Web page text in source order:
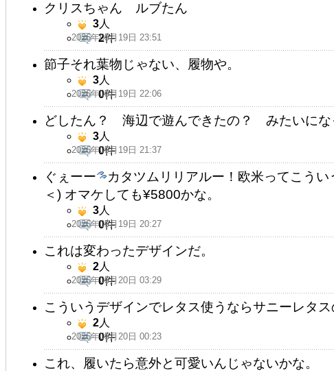
クリスちゃん ルブたん
2026年05月19日 23:51
3人
2件
節子それ葉物じゃない、履物や。
2026年05月19日 22:06
3人
0件
どしたん？ 海辺で遊んできたの？ みたいにな
2026年05月19日 21:37
3人
0件
ぐぇーー
カタツムリリアルー！欧米ってこう
＜) オマケしても¥5800かな。
2026年05月19日 20:27
3人
0件
これは変わったデザインだ。
2026年05月20日 03:29
2人
0件
こういうデザインでレタス使うならサニーレタ
2026年05月20日 00:23
2人
0件
これ、履いたら意外と可愛いんじゃないかな。